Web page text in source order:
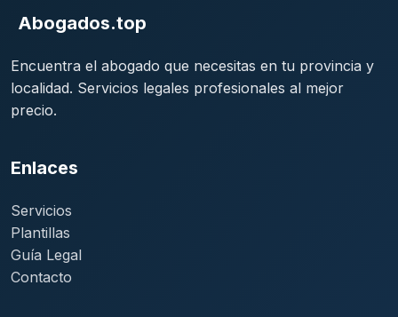
Abogados.top
Encuentra el abogado que necesitas en tu provincia y
localidad. Servicios legales profesionales al mejor
precio.
Enlaces
Servicios
Plantillas
Guía Legal
Contacto